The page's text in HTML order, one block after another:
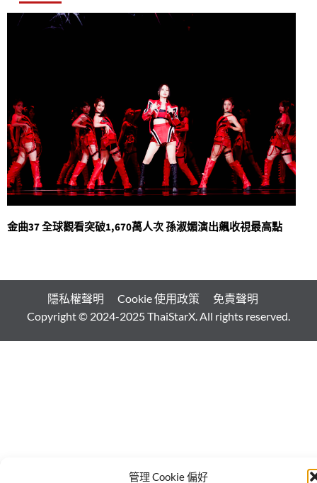
管理 Cookie 偏好
金曲37 全球觀看突破1,670萬人次 孫淑媚演出飆收視最高點
隱私權聲明 Cookie 使用政策
免責聲明
Copyright © 2024-2025 ThaiStarX. All rights reserved.